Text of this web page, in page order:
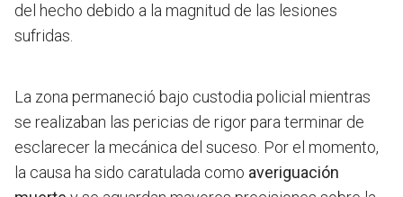
del hecho debido a la magnitud de las lesiones
sufridas.
La zona permaneció bajo custodia policial mientras
se realizaban las pericias de rigor para terminar de
esclarecer la mecánica del suceso. Por el momento,
la causa ha sido caratulada como averiguación